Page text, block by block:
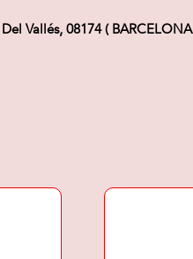
Vallés, 08174 (